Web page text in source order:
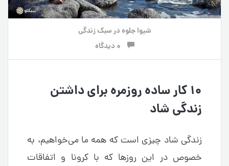
شیوا جلوهدرسبک زندگی
۱۰ کار ساده روزمره برای داشتن
زندگی شاد
زندگی شاد چیزی است که همه ما می‌خواهیم، به
خصوص در این روزها که با کرونا و اتفاقات